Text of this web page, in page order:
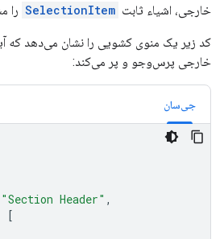
خارجی، اشیاء ثابت SelectionItem را
کد زیر یک منوی کشویی را نشان می‌دهد که
خارجی پرس‌وجو و پر می‌کند:
جی‌سان
"Section Header" ,
[